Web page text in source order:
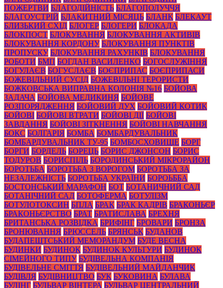
ПОЖЕРТВИ БЛАГОДІЙНІСТЬ БЛАГОПОЛУЧЧЯ
БЛАГОУСТРІЙ БЛАКИТНИЙ МІСЯЦЬ БЛАНК БЛЕКАУТ
БЛИЗЬКИЙ СХІД БЛОГЕР БЛОГЕРИ БЛОКАДА
БЛОКПОСТ БЛОКУВАННЯ БЛОКУВАННЯ АКТИВІВ
БЛОКУВАННЯ КОРДОНУ БЛОКУВАННЯ ПУНКТІВ
ПРОПУСКУ БЛОКУВАННЯ РАХУНКІВ БЛОКУВАННЯ
РОБОТИ БМП БОГДАН ВАСИЛЕНКО БОГОСЛУЖІННЯ
БОГУЛАЄВ БОГУСЛАЄВ БОЄПРИПАС БОЄПРИПАСИ
БОЖЕВІЛЬНИЙ СУСІД БОЖЕВІЛЬНІ ТЕРОРИСТИ
БОЖКОВСЬКА ВИПРАВНА КОЛОНІЯ №16 БОЙОВА
ЗАДАЧА БОЙОВА МЕДИКИНЯ БОЙОВЕ
РОЗПОРЯДЖЕННЯ БОЙОВИЙ ДУХ БОЙОВИЙ КОТИК
БОЙОВІ БОЙОВІ ВТРАТИ БОЙОВІ ДІЇ БОЙОВІ
ЗАВДАННЯ БОЙОВІ ЗІТКНЕННЯ БОЙОВІ НАВЧАННЯ
БОКС БОЛГАРІЯ БОМБА БОМБАРДУВАЛЬНИК
БОМБАРДУВАЛЬНИК ТУ-95 БОМБОСХОВИЩЕ БОРГ
БОРГИ БОРДЕЛЬ БОРЕЦЬ БОРИС ДЖОНСОН БОРИС
ТОДУРОВ БОРИСПІЛЬ БОРОДИНСЬКИЙ МІКРОРАЙОН
БОРОТЬБА БОРОТЬБА З ВОРОГОМ БОРОТЬБА ЗА
НЕЗАЛЕЖНІСТЬ БОРОТЬБА УКРАЇНИ БОРОЬББА
БОСТОНСЬКИЙ МАРАФОН БОТ БОТАНИЧНИЙ САД
БОТАНІЧНИЙ САД БОТОФЕРМА БОТУЛІЗМ
БОТУЛОТОКСИН БПЛА БРАК БРАК КАДРІВ БРАКОНЬЄР
БРАКОНЬЄРСТВО БРАТ БРАТИСЛАВА БРЕХНЯ
БРИТАНСЬКА РОЗВІДКА БРИФІНГ БРОВАРИ БРОНЗА
БРОНЮВАННЯ БРЮССЕЛЬ БРЯНСЬК БУДАНОВ
БУДАПЕШТСЬКИЙ МЕМОРАНДУМ БУДЕ ВЕСНА
БУДИНКИ БУДИНОК БУДИНОК КУЛЬТУРИ БУДИНОК
СІМЕЙНОГО ТИПУ БУДІВЕЛЬНА КОМПАНІЯ
БУДІВЕЛЬНЕ СМІТТЯ БУДІВЕЛЬНИЙ МАЙДАНЧИК
БУДІВЛЯ БУДІВНИЦТВО БУК БУКОВИНА БУЛАВА
БУЛІНГ БУЛЬВАР ВІНТЕРА БУЛЬВАР ЦЕНТРАЛЬНИЙ